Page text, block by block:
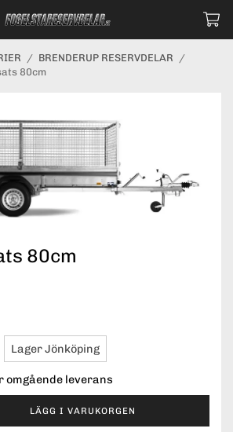
/ BRENDERUP RESERVDELAR /
80cm
80cm
Lager Jönköping
omgående leverans
LÄGG I VARUKORGEN